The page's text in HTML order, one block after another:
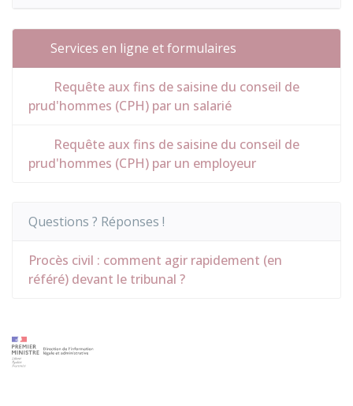
Services en ligne et formulaires
Requête aux fins de saisine du conseil de
prud'hommes (CPH) par un salarié
Requête aux fins de saisine du conseil de
prud'hommes (CPH) par un employeur
Questions ? Réponses !
Procès civil : comment agir rapidement (en
référé) devant le tribunal ?